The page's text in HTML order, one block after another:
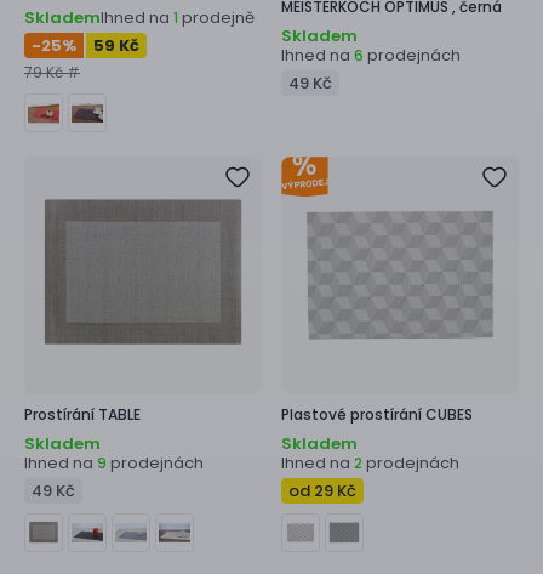
SklademIhned na 1 prodejně
-25% 59 Kč
79 Kč #
MEISTERKOCH OPTIMUS ,černá
Skladem
Ihned na 6 prodejnách
49 Kč
Prostírání TABLE
Skladem
Ihned na 9 prodejnách
49 Kč
Plastové prostíráníCUBES
Skladem
Ihned na 2 prodejnách
od 29 Kč